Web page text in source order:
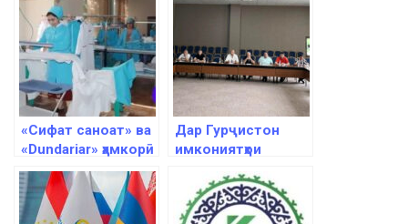
«Сифат саноат» ва
«Dundariar» ҳамкорӣ
мекунанд
Дар Гурҷистон
имкониятҳои
Тоҷикистон
муаррифӣ шуд